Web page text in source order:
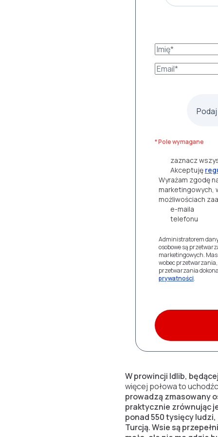
* Pole wymagane
zaznacz
Akceptuję
Wyrażam zgodę
marketingowych,
możliwościach
e-maila
telefonu
Administratorem
osobowe są
marketingowych.
wobec
przetwarzania
prywatności.
W prowincji Idlib,
więcej połowa to
prowadzą zmasowany
praktycznie zrównując
ponad 550 tysięcy
Turcją. Wsie są